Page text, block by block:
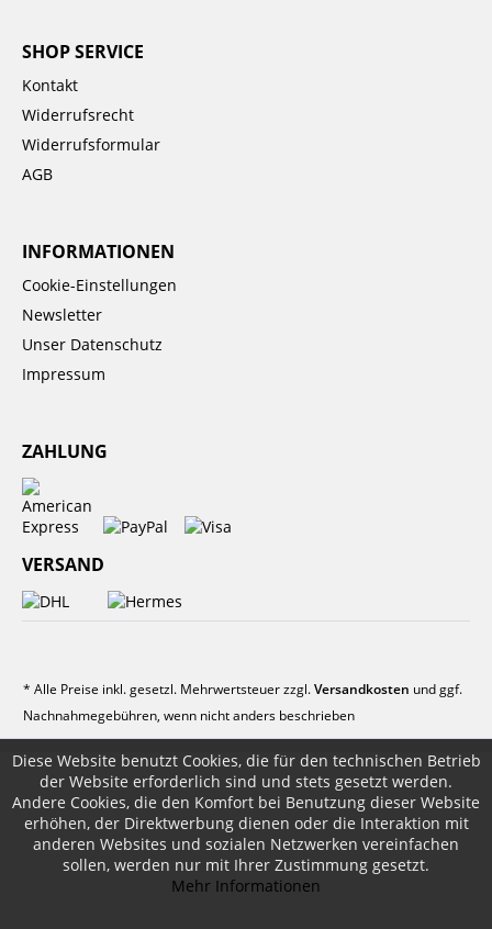
SHOP SERVICE
Kontakt
Widerrufsrecht
Widerrufsformular
AGB
INFORMATIONEN
Cookie-Einstellungen
Newsletter
Unser Datenschutz
Impressum
ZAHLUNG
VERSAND
* Alle Preise inkl. gesetzl. Mehrwertsteuer zzgl.Versandkosten und ggf.
Nachnahmegebühren, wenn nicht anders beschrieben
Diese Website benutzt Cookies, die für den technischen Betrieb
der Website erforderlich sind und stets gesetzt werden.
Andere Cookies, die den Komfort bei Benutzung dieser Website
erhöhen, der Direktwerbung dienen oder die Interaktion mit
anderen Websites und sozialen Netzwerken vereinfachen
sollen, werden nur mit Ihrer Zustimmung gesetzt.
Mehr Informationen